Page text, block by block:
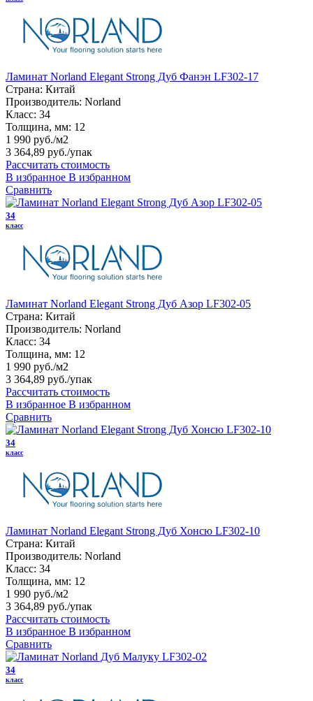
Ламинат Norland Elegant Strong Дуб Фанэн LF302-17
Страна: Китай
Производитель: Norland
Класс: 34
Толщина, мм: 12
1 990 руб./м2
3 364,89 руб./упак
Рассчитать стоимость
В избранное В избранном
Сравнить
34
класс
Ламинат Norland Elegant Strong Дуб Азор LF302-05
Страна: Китай
Производитель: Norland
Класс: 34
Толщина, мм: 12
1 990 руб./м2
3 364,89 руб./упак
Рассчитать стоимость
В избранное В избранном
Сравнить
34
класс
Ламинат Norland Elegant Strong Дуб Хонсю LF302-10
Страна: Китай
Производитель: Norland
Класс: 34
Толщина, мм: 12
1 990 руб./м2
3 364,89 руб./упак
Рассчитать стоимость
В избранное В избранном
Сравнить
34
класс